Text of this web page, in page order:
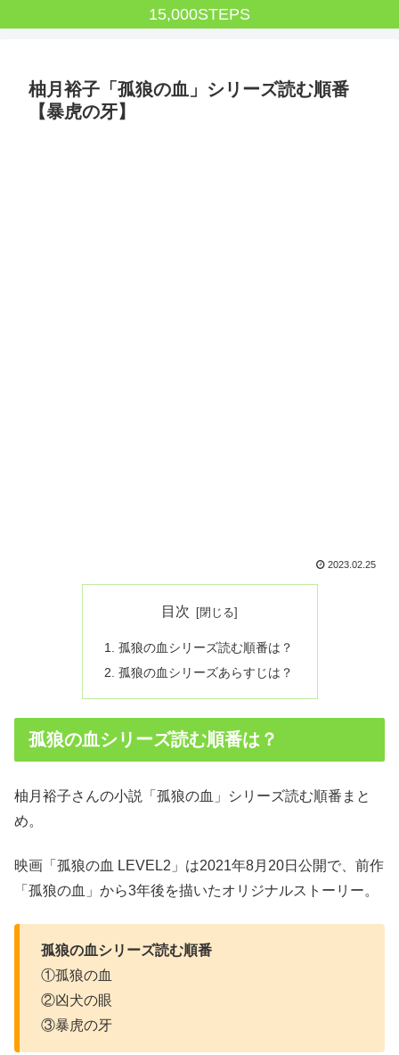
15,000STEPS
柚月裕子「孤狼の血」シリーズ読む順番
【暴虎の牙】
2023.02.25
目次
孤狼の血シリーズ読む順番は？
孤狼の血シリーズあらすじは？
孤狼の血シリーズ読む順番は？
柚月裕子さんの小説「孤狼の血」シリーズ読む順番まと
め。
映画「孤狼の血 LEVEL2」は2021年8月20日公開で、前作
「孤狼の血」から3年後を描いたオリジナルストーリー。
孤狼の血シリーズ読む順番
①孤狼の血
②凶犬の眼
③暴虎の牙